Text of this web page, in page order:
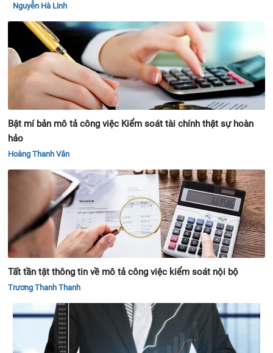
Nguyễn Hà Linh
Bật mí bản mô tả công việc Kiểm soát tài chính thật sự hoàn
hảo
Hoàng Thanh Vân
Tất tần tật thông tin về mô tả công việc kiểm soát nội bộ
Trương Thanh Thanh